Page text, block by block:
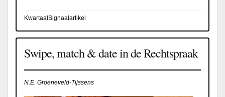
KwartaalSignaalartikel
Swipe, match & date in de Rechtspraak
N.E. Groeneveld-Tijssens